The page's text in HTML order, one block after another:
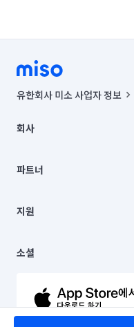
유한회사 미소 사업자 정보
00019 |
주소 | 본사: 서울특별시 종로
컨택센터 : 서울특별시 종로구
상품, 상품정보, 거래에 관한 의
언론 보도 관련 문의:
© 유한회사 미소. Miso, Inc.
회사
채용
파트너
이사
지원
이용약관
문의하기
소셜
유튜브